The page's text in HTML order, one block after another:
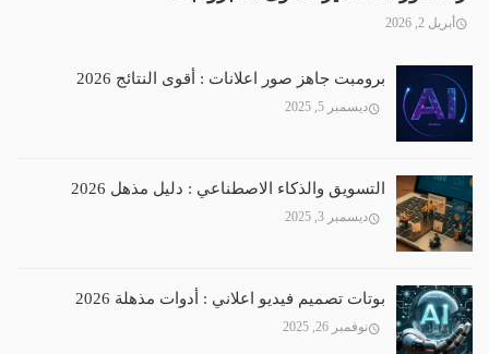
أبريل 2, 2026
برومبت جاهز صور اعلانات : أقوى النتائج 2026
ديسمبر 5, 2025
التسويق والذكاء الاصطناعي : دليل مذهل 2026
ديسمبر 3, 2025
بوتات تصميم فيديو اعلاني : أدوات مذهلة 2026
نوفمبر 26, 2025